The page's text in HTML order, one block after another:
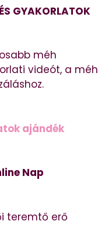
GYAKORLATOK
méh
videót, a méh
ajándék
Nap
teremtő erő